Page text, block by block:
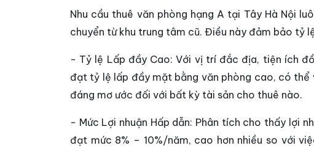
Nhu cầu thuê văn phòng hạng A tại Tây Hà Nội
chuyển từ khu trung tâm cũ. Điều này đảm bảo tỷ
- Tỷ lệ Lấp đầy Cao: Với vị trí đắc địa, tiện ích
đạt tỷ lệ lấp đầy mặt bằng văn phòng cao, có
đáng mơ ước đối với bất kỳ tài sản cho thuê nào.
- Mức Lợi nhuận Hấp dẫn: Phân tích cho thấy lợi
đạt mức 8% – 10%/năm, cao hơn nhiều so với